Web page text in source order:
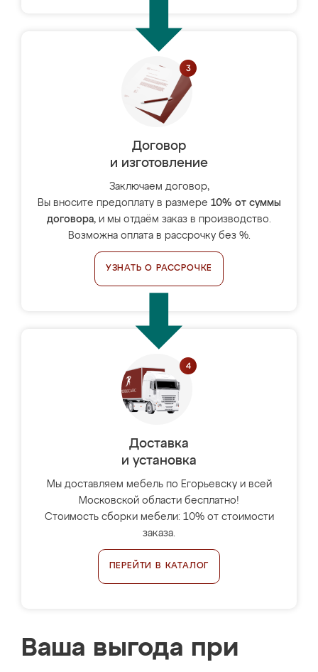
Договор
и изготовление
Заключаем договор,
Вы вносите предоплату в размере 10% от суммы
договора, и мы отдаём заказ в производство.
Возможна оплата в рассрочку без %.
УЗНАТЬ О РАССРОЧКЕ
Доставка
и установка
Мы доставляем мебель по Егорьевску и всей
Московской области бесплатно!
Стоимость сборки мебели: 10% от стоимости
заказа.
ПЕРЕЙТИ В КАТАЛОГ
Ваша выгода при